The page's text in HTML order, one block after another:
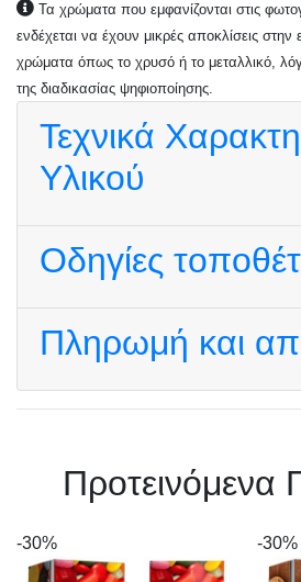
Τα χρώματα που εμφανίζονται στις
ενδέχεται να έχουν μικρές αποκλίσεις
χρώματα όπως το χρυσό ή το μεταλλικό,
της διαδικασίας ψηφιοποίησης.
Τεχνικά
Υλικού
Οδηγίες
Πληρωμή και
Πρoτεινόμενα
-30% -30%